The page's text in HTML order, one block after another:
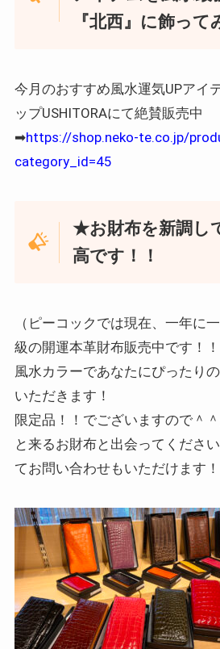
『北西』に飾って
今月のおすすめ風水運気UPアイ
ップUSHITORAにて絶賛販売中
➡https://shop.neko-te.co.jp/
category_id=45
★お財布を新調し
高です！！
（ピーコックでは現在、一年に
級の開運本革財布販売中です！！
風水カラーであなたにぴったり
いただきます！
限定品！！でございますので＾
と来るお財布と出会ってくださ
てお問い合わせもいただけます！